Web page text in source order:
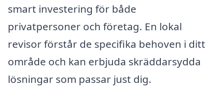
smart investering för både
privatpersoner och företag. En lokal
revisor förstår de specifika behoven i ditt
område och kan erbjuda skräddarsydda
lösningar som passar just dig.